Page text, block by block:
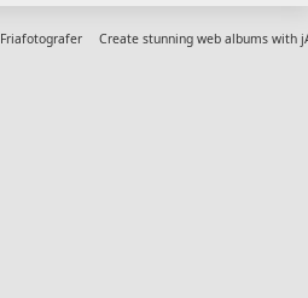
Friafotografer Create stunning web albums with